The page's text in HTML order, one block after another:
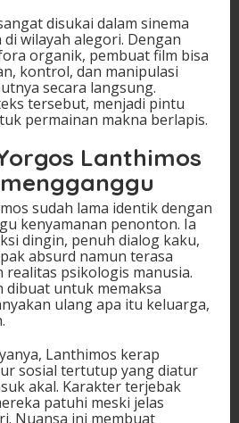
disukai dalam sinema
wilayah alegori. Dengan
organik, pembuat film bisa
kontrol, dan manipulasi
secara langsung.
tersebut, menjadi pintu
permainan makna berlapis.
Lanthimos
sudah lama identik dengan
kenyamanan penonton. Ia
dingin, penuh dialog kaku,
absurd namun terasa
realitas psikologis manusia.
dibuat untuk memaksa
ulang apa itu keluarga,
Lanthimos kerap
sosial tertutup yang diatur
akal. Karakter terjebak
patuhi meski jelas
Nuansa ini membuat